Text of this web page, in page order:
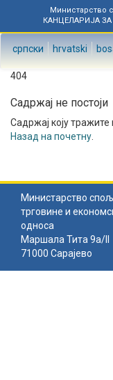
Министарство
КАНЦЕЛАРИЈА
српски hrvatski
404
Садржај не постоји
Садржај коју тражите
Назад на почетну
Министарство
трговине и
односа
Маршала Тита 9а/II
71000 Сарајево